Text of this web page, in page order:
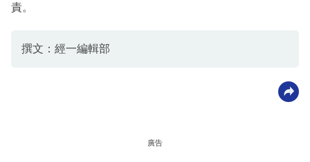
責。
撰文：經一編輯部
廣告